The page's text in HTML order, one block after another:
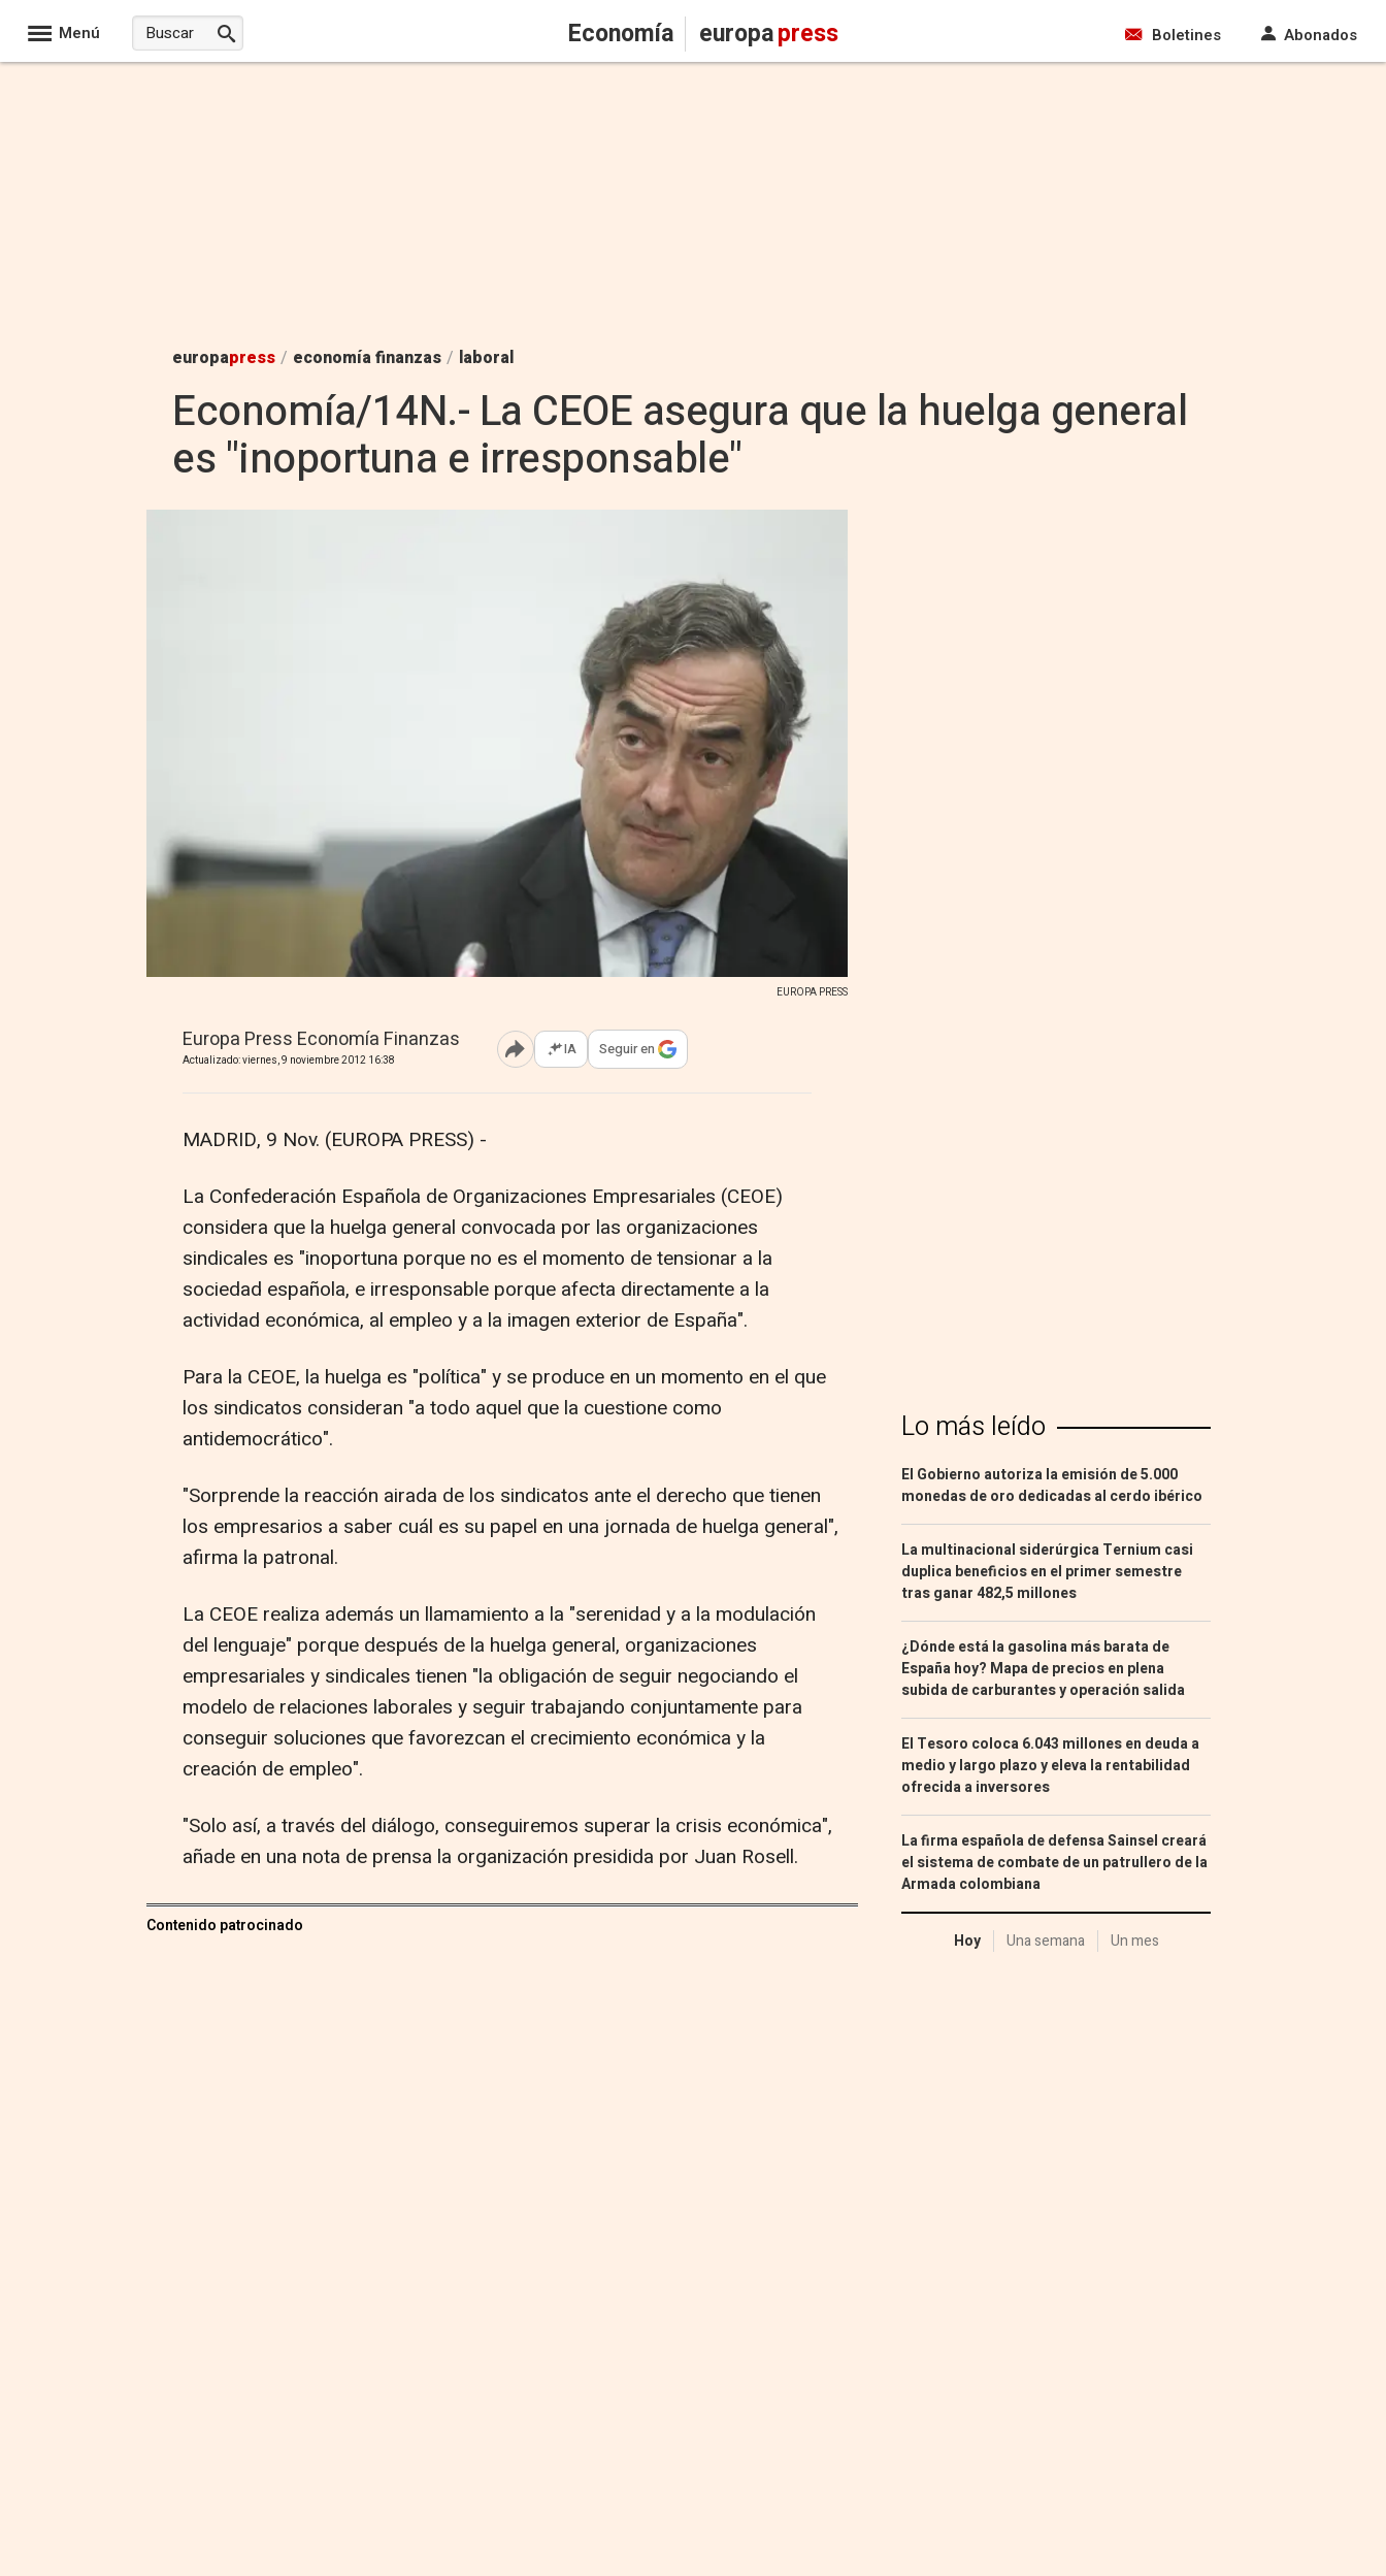
Menú Economía europapress Boletines Abonados
europapress / economía finanzas / laboral
Economía/14N.- La CEOE asegura que la huelga general
es "inoportuna e irresponsable"
EUROPA PRESS
Europa Press Economía Finanzas
Actualizado: viernes, 9 noviembre 2012 16:38 Abrir opciones para compartir
IA Seguir en
MADRID, 9 Nov. (EUROPA PRESS) -
La Confederación Española de Organizaciones Empresariales (CEOE)
considera que la huelga general convocada por las organizaciones
sindicales es "inoportuna porque no es el momento de tensionar a la
sociedad española, e irresponsable porque afecta directamente a la
actividad económica, al empleo y a la imagen exterior de España".
Para la CEOE, la huelga es "política" y se produce en un momento en el que
los sindicatos consideran "a todo aquel que la cuestione como
antidemocrático".
"Sorprende la reacción airada de los sindicatos ante el derecho que tienen
los empresarios a saber cuál es su papel en una jornada de huelga general",
afirma la patronal.
La CEOE realiza además un llamamiento a la "serenidad y a la modulación
del lenguaje" porque después de la huelga general, organizaciones
empresariales y sindicales tienen "la obligación de seguir negociando el
modelo de relaciones laborales y seguir trabajando conjuntamente para
conseguir soluciones que favorezcan el crecimiento económica y la
creación de empleo".
"Solo así, a través del diálogo, conseguiremos superar la crisis económica",
añade en una nota de prensa la organización presidida por Juan Rosell.
Contenido patrocinado
Lo más leído
El Gobierno autoriza la emisión de 5.000
monedas de oro dedicadas al cerdo ibérico
La multinacional siderúrgica Ternium casi
duplica beneficios en el primer semestre
tras ganar 482,5 millones
¿Dónde está la gasolina más barata de
España hoy? Mapa de precios en plena
subida de carburantes y operación salida
El Tesoro coloca 6.043 millones en deuda a
medio y largo plazo y eleva la rentabilidad
ofrecida a inversores
La firma española de defensa Sainsel creará
el sistema de combate de un patrullero de la
Armada colombiana
Hoy Una semana Un mes